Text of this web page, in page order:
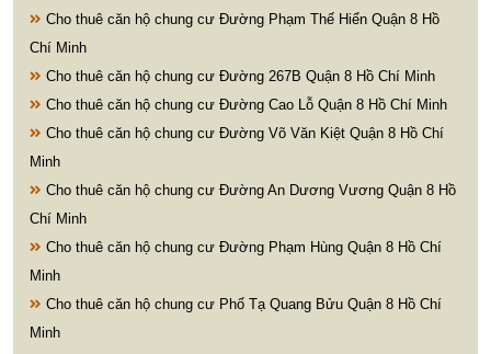
Cho thuê căn hộ chung cư Đường Phạm Thế Hiển Quận 8 Hồ
Chí Minh
Cho thuê căn hộ chung cư Đường 267B Quận 8 Hồ Chí Minh
Cho thuê căn hộ chung cư Đường Cao Lỗ Quận 8 Hồ Chí Minh
Cho thuê căn hộ chung cư Đường Võ Văn Kiệt Quận 8 Hồ Chí
Minh
Cho thuê căn hộ chung cư Đường An Dương Vương Quận 8 Hồ
Chí Minh
Cho thuê căn hộ chung cư Đường Phạm Hùng Quận 8 Hồ Chí
Minh
Cho thuê căn hộ chung cư Phố Tạ Quang Bửu Quận 8 Hồ Chí
Minh